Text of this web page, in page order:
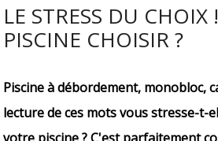
LE STRESS DU CHOIX
PISCINE CHOISIR ?
Piscine à débordement, monobloc,
lecture de ces mots vous stresse-t-